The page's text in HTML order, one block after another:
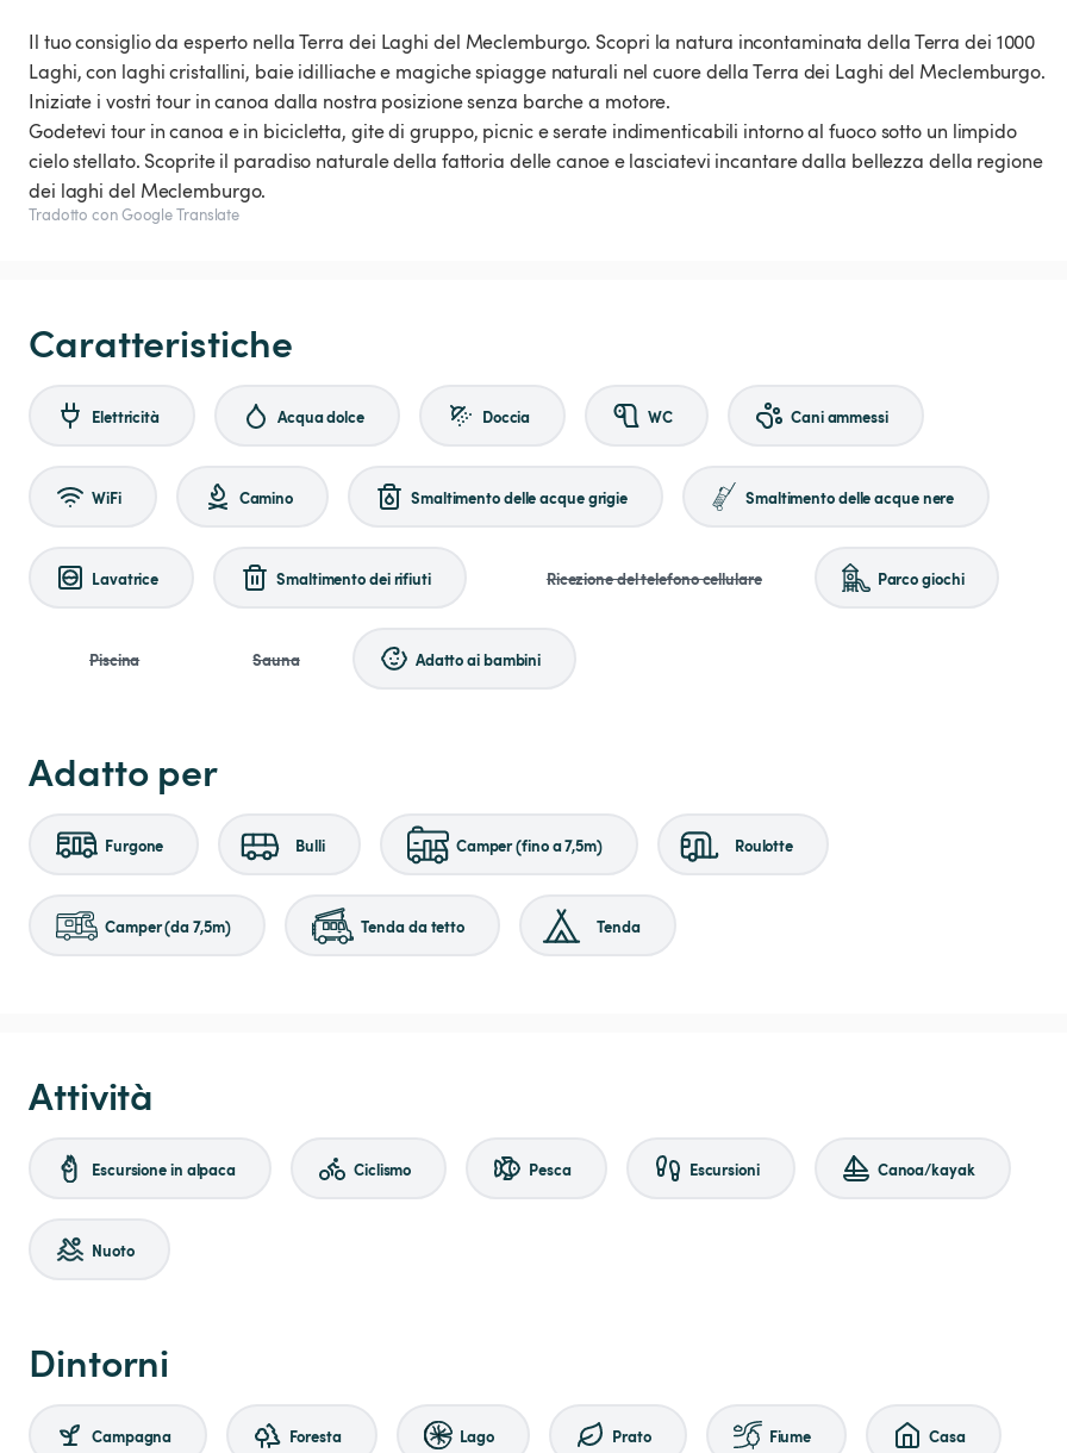
Il tuo consiglio da esperto nella Terra dei Laghi del Meclemburgo. Scopri la natura incontaminata della Terra dei 1000
Laghi, con laghi cristallini, baie idilliache e magiche spiagge naturali nel cuore della Terra dei Laghi del Meclemburgo.
Iniziate i vostri tour in canoa dalla nostra posizione senza barche a motore.
Godetevi tour in canoa e in bicicletta, gite di gruppo, picnic e serate indimenticabili intorno al fuoco sotto un limpido
cielo stellato. Scoprite il paradiso naturale della fattoria delle canoe e lasciatevi incantare dalla bellezza della regione
dei laghi del Meclemburgo.
Tradotto con Google Translate
Caratteristiche
Elettricità Acqua dolce Doccia WC Cani ammessi
WiFi Camino Smaltimento delle acque grigie Smaltimento delle acque nere
Lavatrice Smaltimento dei rifiuti Ricezione del telefono cellulare Parco giochi
Piscina Sauna Adatto ai bambini
Adatto per
Furgone Bulli Camper (fino a 7,5m) Roulotte
Camper (da 7,5m) Tenda da tetto Tenda
Attività
Escursione in alpaca Ciclismo Pesca Escursioni Canoa/kayak
Nuoto
Dintorni
Campagna Foresta Lago Prato Fiume Casa